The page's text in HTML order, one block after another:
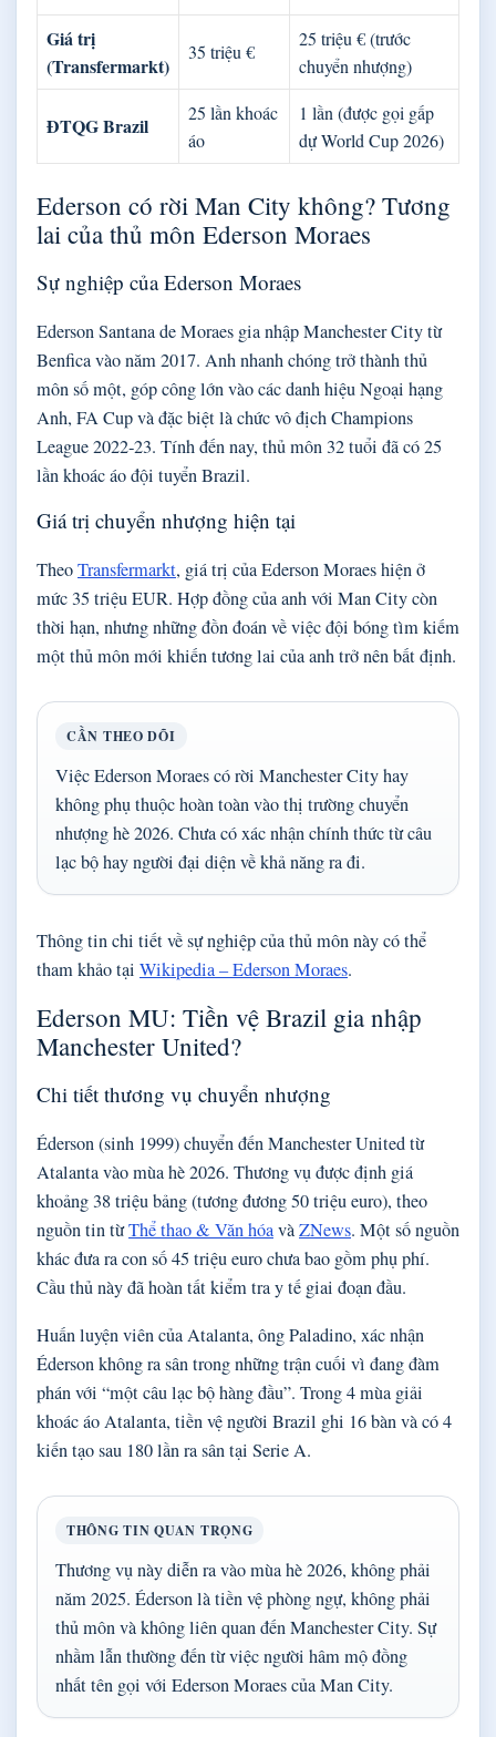
Giá trị
(Transfermarkt)
35 triệu €
25 triệu € (trước
chuyển nhượng)
ĐTQG Brazil
25 lần khoác
áo
1 lần (được gọi gấp
dự World Cup 2026)
Ederson có rời Man City không? Tương
lai của thủ môn Ederson Moraes
Sự nghiệp của Ederson Moraes
Ederson Santana de Moraes gia nhập Manchester City từ
Benfica vào năm 2017. Anh nhanh chóng trở thành thủ
môn số một, góp công lớn vào các danh hiệu Ngoại hạng
Anh, FA Cup và đặc biệt là chức vô địch Champions
League 2022‑23. Tính đến nay, thủ môn 32 tuổi đã có 25
lần khoác áo đội tuyển Brazil.
Giá trị chuyển nhượng hiện tại
TheoTransfermarkt, giá trị của Ederson Moraes hiện ở
mức 35 triệu EUR. Hợp đồng của anh với Man City còn
thời hạn, nhưng những đồn đoán về việc đội bóng tìm kiếm
một thủ môn mới khiến tương lai của anh trở nên bất định.
CẦN THEO DÕI
Việc Ederson Moraes có rời Manchester City hay
không phụ thuộc hoàn toàn vào thị trường chuyển
nhượng hè 2026. Chưa có xác nhận chính thức từ câu
lạc bộ hay người đại diện về khả năng ra đi.
Thông tin chi tiết về sự nghiệp của thủ môn này có thể
tham khảo tại Wikipedia – Ederson Moraes.
Ederson MU: Tiền vệ Brazil gia nhập
Manchester United?
Chi tiết thương vụ chuyển nhượng
Éderson (sinh 1999) chuyển đến Manchester United từ
Atalanta vào mùa hè 2026. Thương vụ được định giá
khoảng 38 triệu bảng (tương đương 50 triệu euro), theo
nguồn tin từThể thao & Văn hóavàZNews. Một số nguồn
khác đưa ra con số 45 triệu euro chưa bao gồm phụ phí.
Cầu thủ này đã hoàn tất kiểm tra y tế giai đoạn đầu.
Huấn luyện viên của Atalanta, ông Paladino, xác nhận
Éderson không ra sân trong những trận cuối vì đang đàm
phán với “một câu lạc bộ hàng đầu”. Trong 4 mùa giải
khoác áo Atalanta, tiền vệ người Brazil ghi 16 bàn và có 4
kiến tạo sau 180 lần ra sân tại Serie A.
THÔNG TIN QUAN TRỌNG
Thương vụ này diễn ra vào mùa hè 2026, không phải
năm 2025. Éderson là tiền vệ phòng ngự, không phải
thủ môn và không liên quan đến Manchester City. Sự
nhầm lẫn thường đến từ việc người hâm mộ đồng
nhất tên gọi với Ederson Moraes của Man City.